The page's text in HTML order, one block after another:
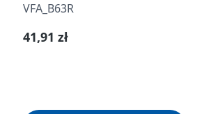
VFA_B63R
Cena regularna:
41,91 zł